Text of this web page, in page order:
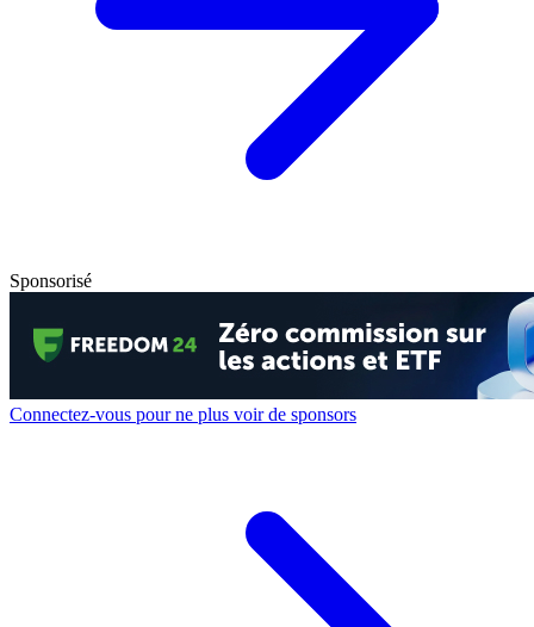
Sponsorisé
Connectez-vous pour ne plus voir de sponsors